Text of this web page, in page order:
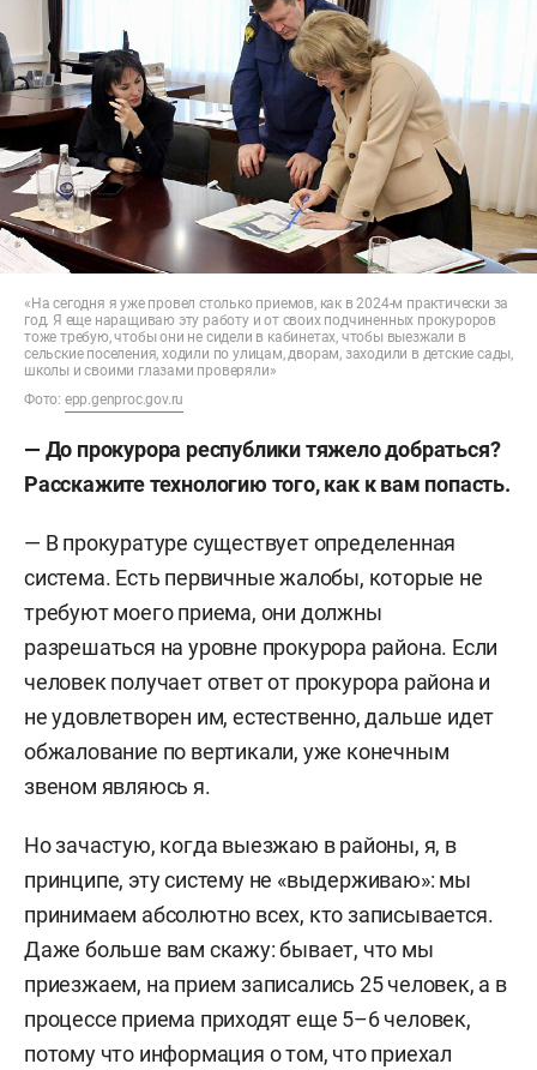
«На сегодня я уже провел столько приемов, как в 2024-м практически за
год. Я еще наращиваю эту работу и от своих подчиненных прокуроров
тоже требую, чтобы они не сидели в кабинетах, чтобы выезжали в
сельские поселения, ходили по улицам, дворам, заходили в детские сады,
школы и своими глазами проверяли»
Фото: epp.genproc.gov.ru
— До прокурора республики тяжело добраться?
Расскажите технологию того, как к вам попасть.
— В прокуратуре существует определенная
система. Есть первичные жалобы, которые не
требуют моего приема, они должны
разрешаться на уровне прокурора района. Если
человек получает ответ от прокурора района и
не удовлетворен им, естественно, дальше идет
обжалование по вертикали, уже конечным
звеном являюсь я.
Но зачастую, когда выезжаю в районы, я, в
принципе, эту систему не «выдерживаю»: мы
принимаем абсолютно всех, кто записывается.
Даже больше вам скажу: бывает, что мы
приезжаем, на прием записались 25 человек, а в
процессе приема приходят еще 5–6 человек,
потому что информация о том, что приехал